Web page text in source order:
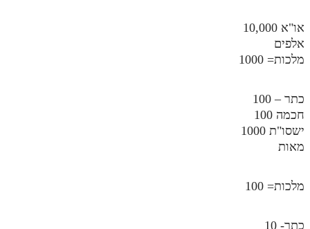
או"א 10,000
אלפים
מלכות= 1000
כתר – 100
חכמה 100
ישסו"ת 1000
מאות
מלכות= 100
כתר- 10